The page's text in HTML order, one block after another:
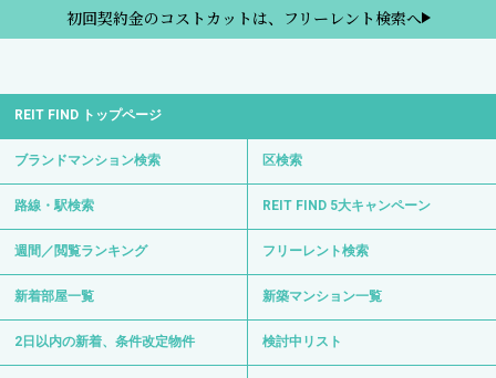
初回契約金のコストカットは、フリーレント検索へ
REIT FIND トップページ
ブランドマンション検索 区検索
路線・駅検索 REIT FIND 5大キャンペーン
週間／閲覧ランキング フリーレント検索
新着部屋一覧 新築マンション一覧
2日以内の新着、条件改定物件 検討中リスト